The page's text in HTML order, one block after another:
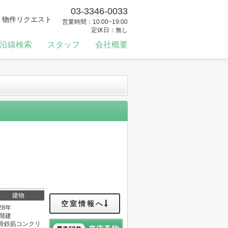
物件リクエスト
03-3346-0033
営業時間：10:00~19:00
定休日：無し
沿線検索 スタッフ 会社概要
建物
年
建
鉄筋コンクリ
空室情報へ